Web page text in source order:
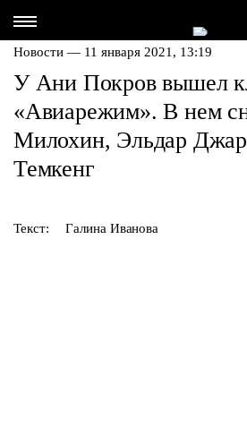
Новости — 11 января 2021, 13:19
У Ани Покров вышел
«Авиарежим». В нем
Милохин, Эльдар
Темкенг
Текст: Галина Иванова